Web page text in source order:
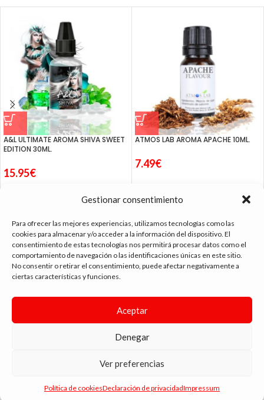
Gestionar consentimiento
Para ofrecer las mejores experiencias, utilizamos tecnologías como las
cookies para almacenar y/o acceder a la información del dispositivo. El
consentimiento de estas tecnologías nos permitirá procesar datos como el
comportamiento de navegación o las identificaciones únicas en este sitio.
No consentir o retirar el consentimiento, puede afectar negativamente a
ciertas características y funciones.
Aceptar
Denegar
Ver preferencias
Política de cookiesDeclaración de privacidadImpressum
A&L ULTIMATE AROMA SHIVA SWEET
EDITION 30ML.
15.95€
ATMOS LAB AROMA APACHE 10ML.
7.49€
tienda vapeo málaga